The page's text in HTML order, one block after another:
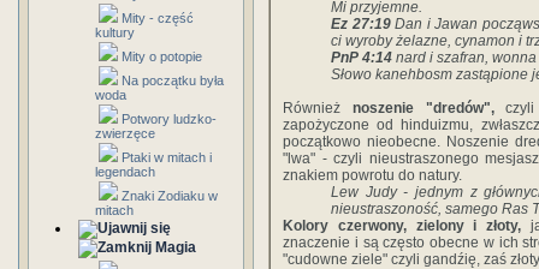
Mity - część
kultury
Mity o potopie
Na początku była
woda
Potwory ludzko-
zwierzęce
Ptaki w mitach i
legendach
Znaki Zodiaku w
mitach
Magia
Mi przyjemne.
Ez 27:19Dan i Jawan
ci wyroby żelazne, cynamon i
PnP 4:14 nard i szafran,
Słowo kanehbosm zastąpione
Również noszenie "dredów",czyli
zapożyczone od hinduizmu,
początkowo nieobecne. Noszenie
"lwa" - czyli nieustraszonego
znakiem powrotu do natury.
Lew Judy - jednym z
nieustraszoność, samego Ras
Kolory czerwony, zielony i złoty,
znaczenie i są często obecne w ich
"cudowne ziele" czyli gandźię, zaś